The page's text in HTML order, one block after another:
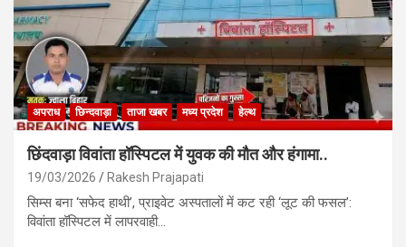
अपराध छिन्दवाड़ा ताजा खबर मध्य प्रदेश हेल्थ
छिंदवाड़ा विवांता हॉस्पिटल में युवक की मौत और हंगामा..
19/03/2026 Rakesh Prajapati
सिम्स बना ‘सफेद हाथी’, प्राइवेट अस्पतालों में कट रही ‘लूट की फसल’:
विवांता हॉस्पिटल में लापरवाही…